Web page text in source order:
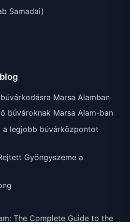
Samadai)
Marsa Alamban
búvároknak Marsa Alam-ban
a legjobb búvárközpontot
Gyöngyszeme a
The Complete Guide to the